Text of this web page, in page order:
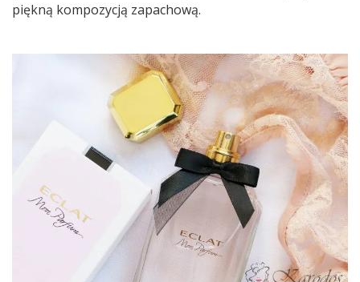
piękną kompozycją zapachową.